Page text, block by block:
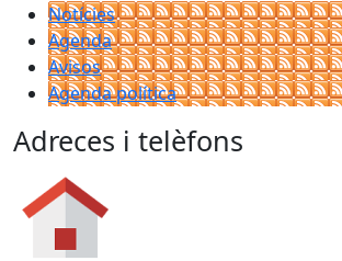
Notícies
Agenda
Avisos
Agenda política
Adreces i telèfons